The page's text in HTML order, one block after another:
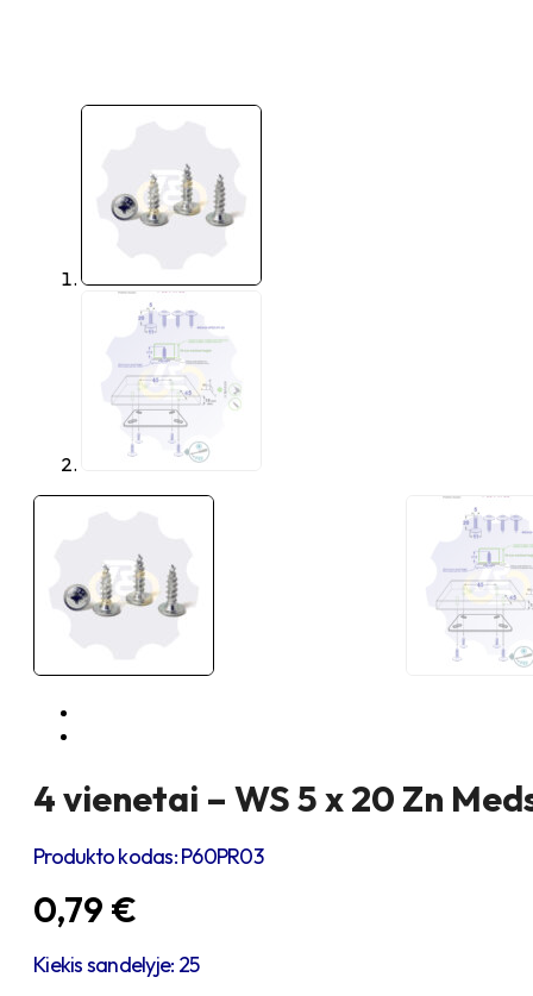
4 vienetai – WS 5 x 20 Zn
Produkto kodas:P60PR03
0,79 €
Kiekis sandelyje: 25